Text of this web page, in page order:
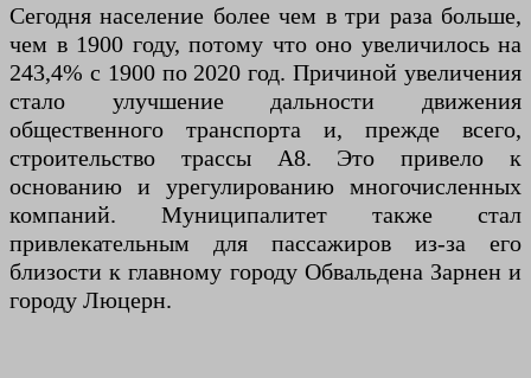
Сегодня население более чем в три раза больше,
чем в 1900 году, потому что оно увеличилось на
243,4% с 1900 по 2020 год. Причиной увеличения
стало улучшение дальности движения
общественного транспорта и, прежде всего,
строительство трассы А8. Это привело к
основанию и урегулированию многочисленных
компаний. Муниципалитет также стал
привлекательным для пассажиров из-за его
близости к главному городу Обвальдена Зарнен и
городу Люцерн.